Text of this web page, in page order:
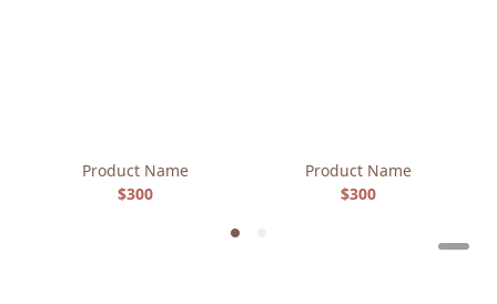
Product Name
$300
Product Name
$300